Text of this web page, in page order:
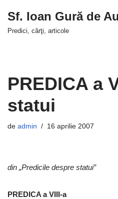
Sari
Sf. Ioan Gură de
Predici, cărţi, articole
PREDICA a
statui
de admin 16 aprilie 2007
din „Predicile despre statui”
PREDICA a VIII-a